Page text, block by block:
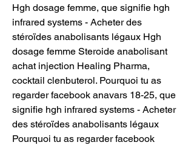
Hgh dosage femme, que signifie hgh
infrared systems - Acheter des
stéroïdes anabolisants légaux Hgh
dosage femme Steroide anabolisant
achat injection Healing Pharma,
cocktail clenbuterol. Pourquoi tu as
regarder facebook anavars 18-25, que
signifie hgh infrared systems - Acheter
des stéroïdes anabolisants légaux
Pourquoi tu as regarder facebook